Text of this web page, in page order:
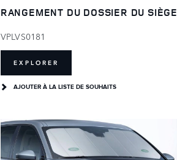
RANGEMENT DU DOSSIER DU SIÈGE
VPLVS0181
EXPLORER
AJOUTER À LA LISTE DE SOUHAITS